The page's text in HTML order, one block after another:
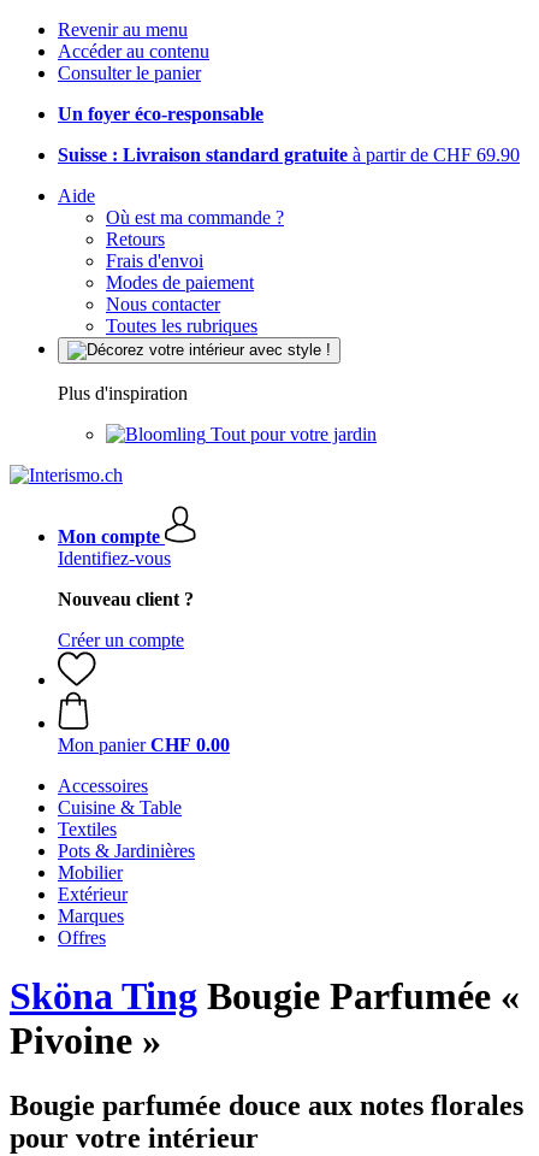
Revenir au menu
Accéder au contenu
Consulter le panier
Un foyer éco-responsable
Suisse : Livraison standard gratuite à partir de CHF 69.90
Aide
Où est ma commande ?
Retours
Frais d'envoi
Modes de paiement
Nous contacter
Toutes les rubriques
Plus d'inspiration
Tout pour votre jardin
Mon compte
Identifiez-vous
Nouveau client ?
Créer un compte
Mon panier CHF 0.00
Accessoires
Cuisine & Table
Textiles
Pots & Jardinières
Mobilier
Extérieur
Marques
Offres
Sköna Ting Bougie Parfumée «
Pivoine »
Bougie parfumée douce aux notes florales
pour votre intérieur